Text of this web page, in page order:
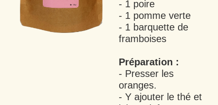
- 1 poire
- 1 pomme verte
- 1 barquette de
framboises
Préparation :
- Presser les
oranges.
- Y ajouter le thé et